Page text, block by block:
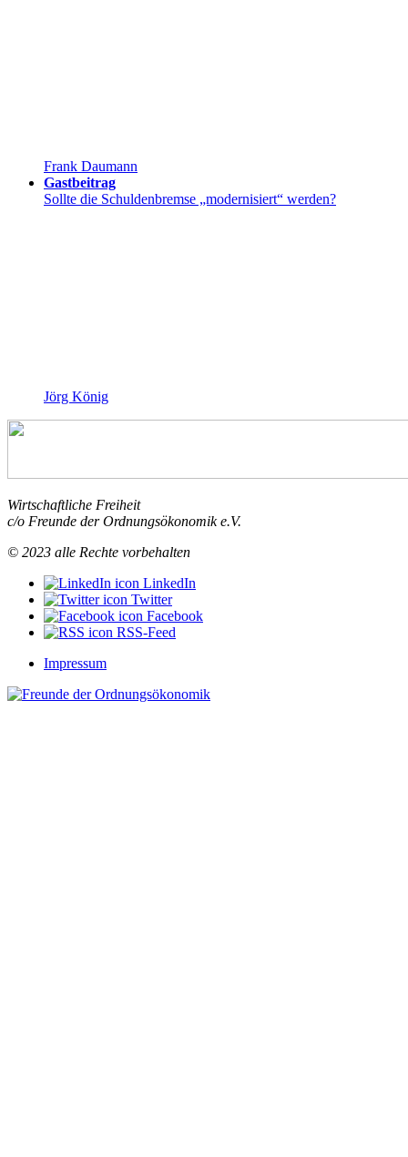
Frank Daumann
Gastbeitrag
Sollte die Schuldenbremse „modernisiert“ werden?
Jörg König
Wirtschaftliche Freiheit
c/o Freunde der Ordnungsökonomik e.V.
© 2023 alle Rechte vorbehalten
LinkedIn
Twitter
Facebook
RSS-Feed
Impressum